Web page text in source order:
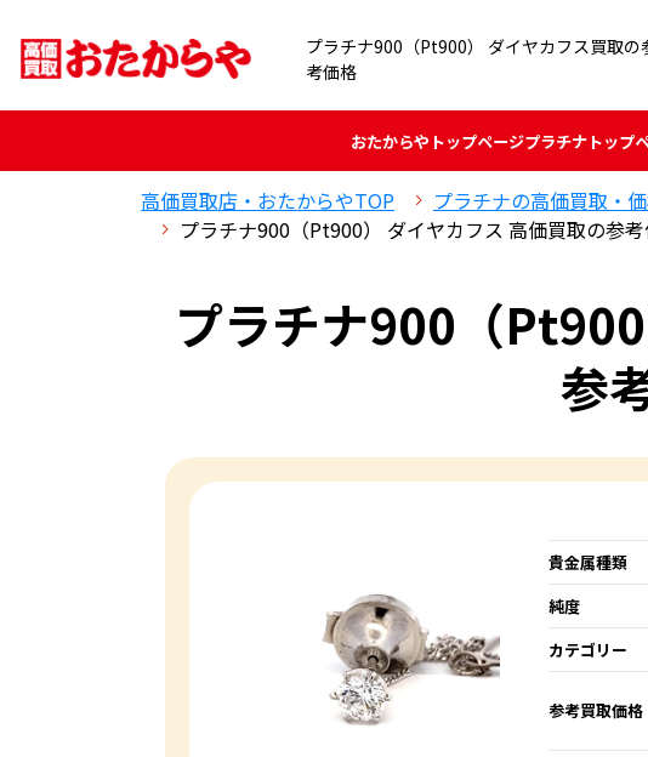
プラチナ900（Pt900） ダイヤカフス買取の
考価格
おたからや トップページプラチナトップ
高価買取店・おたからやTOP プラチナの高価買取・
プラチナ900（Pt900） ダイヤカフス 高価買取の参
プラチナ900（
参
貴金属種類
純度
カテゴリー
参考買取価格